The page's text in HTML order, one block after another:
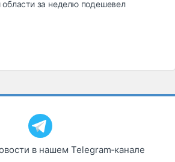
за неделю подешевел
в нашем Telegram‑канале